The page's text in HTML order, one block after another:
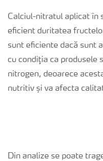
Calciul-nitratul aplicat în
eficient duritatea
sunt eficiente dacă sunt
cu condiţia ca produsele
nitrogen, deoarece
nutritiv și va afecta
Din analize se poate